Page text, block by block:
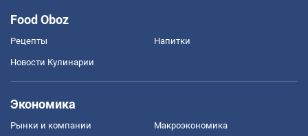
Food Oboz
Рецепты Напитки
Новости Кулинарии
Экономика
Рынки и компании Mакроэкономика